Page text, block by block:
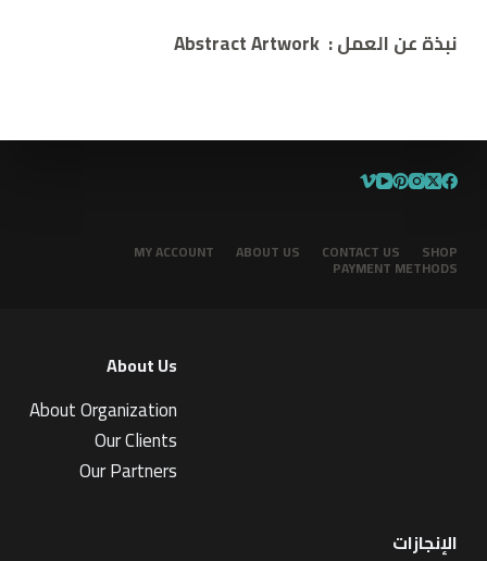
نبذة عن العمل : Abstract Artwork
SHOP
CONTACT US
ABOUT US
MY ACCOUNT
PAYMENT METHODS
About Us
About Organization
Our Clients
Our Partners
الإنجازات